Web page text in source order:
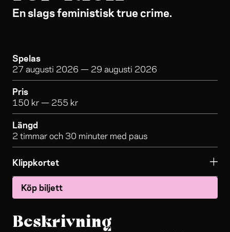
En slags feministisk true crime.
Spelas
27 augusti 2026 — 29 augusti 2026
Pris
150 kr — 255 kr
Längd
2 timmar och 30 minuter med paus
Klippkortet
Köp biljett
Beskrivning